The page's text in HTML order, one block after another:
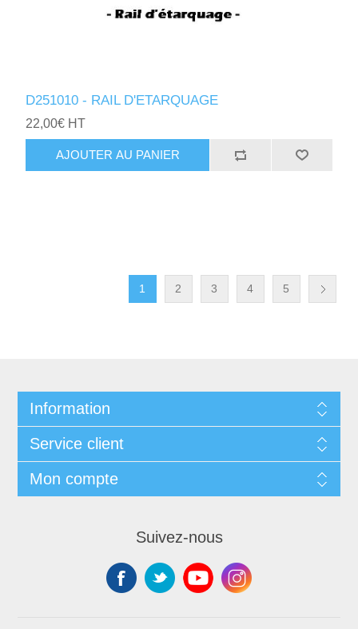
D251010 - RAIL D'ETARQUAGE
22,00€ HT
AJOUTER AU PANIER
1 2 3 4 5
Information
Service client
Mon compte
Suivez-nous